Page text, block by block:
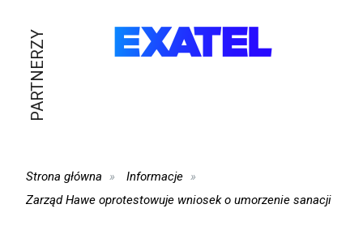
PARTNERZY
Strona główna
Informacje
Zarząd Hawe oprotestowuje wniosek o umorzenie sanacji